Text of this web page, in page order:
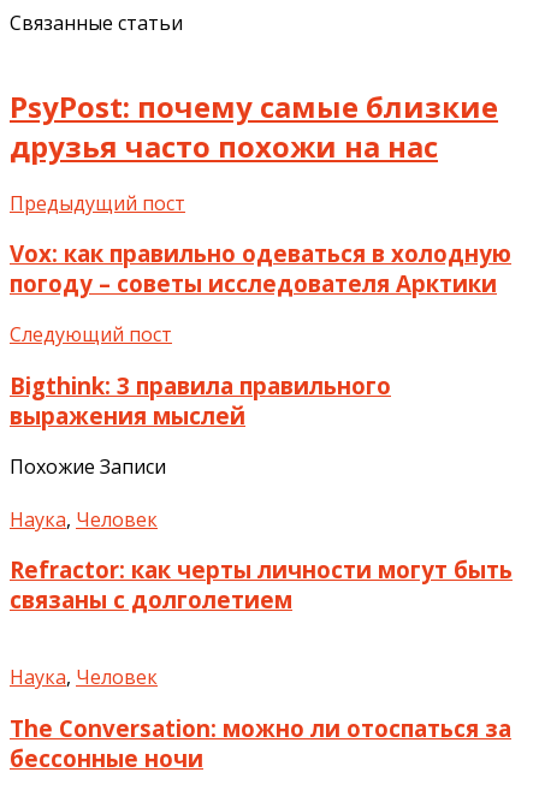
Связанные статьи
PsyPost: почему самые близкие
друзья часто похожи на нас
Предыдущий пост
Vox: как правильно одеваться в холодную
погоду – советы исследователя Арктики
Следующий пост
Bigthink: 3 правила правильного
выражения мыслей
Похожие Записи
Наука, Человек
Refractor: как черты личности могут быть
связаны с долголетием
Наука, Человек
The Conversation: можно ли отоспаться за
бессонные ночи